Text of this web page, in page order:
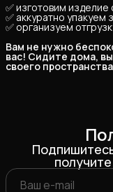
✅ изготовим
✅ аккуратно упакуем
✅ организуем
Вам не нужно
вас! Сидите дома,
своего